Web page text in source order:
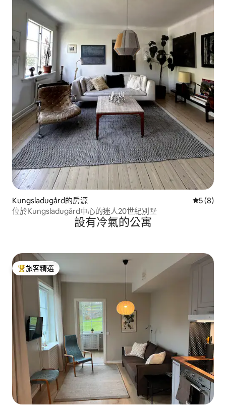
Kungsladugård的房源 從 8 則評
5 (8)
位於Kungsladugård中心的迷人20世紀別墅
設有冷氣的公寓
旅客精選榜首
旅客精選